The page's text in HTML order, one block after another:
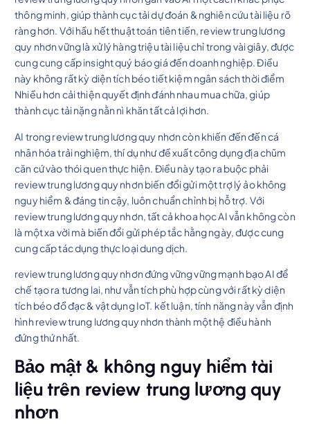
thông minh, giúp thành cục tải dự đoán & nghiên cứu tài liệu rõ
ràng hơn. Với hầu hết thuật toán tiên tiến, review trung lương
quy nhơn vững là xử lý hàng triệu tài liệu chỉ trong vài giây, được
cung cung cấp insight quý báo giá đến doanh nghiệp. Điều
này không rất kỳ diện tích béo tiết kiệm ngân sách thời điểm
Nhiều hơn cải thiện quyết định đánh nhau mua chữa, giúp
thành cục tải nặng nằn nì khăn tất cả lợi hơn.
AI trong review trung lương quy nhơn còn khiến đến đến cá
nhân hóa trải nghiệm, thí dụ như đề xuất công dụng địa chũm
căn cứ vào thói quen thực hiện. Điều này tạo ra buộc phải
review trung lương quy nhơn biến đổi gửi một trợ lý ảo không
nguy hiểm & đáng tin cậy, luôn chuẩn chỉnh bị hỗ trợ. Với
review trung lương quy nhơn, tất cả khoa học AI vẫn không còn
là một xa vời mà biến đổi gửi phép tắc hằng ngày, được cung
cung cấp tác dụng thực loại dung dịch.
review trung lương quy nhơn đứng vững vững mạnh bạo AI để
chế tạo ra tương lai, như vẫn tích phù hợp cùng với rất kỳ diện
tích béo đồ đạc & vật dụng IoT. kết luận, tính năng này vẫn định
hình review trung lương quy nhơn thành một hệ điều hành
đứng thứ nhất.
Bảo mật & không nguy hiểm tài
liệu trên review trung lương quy
nhơn